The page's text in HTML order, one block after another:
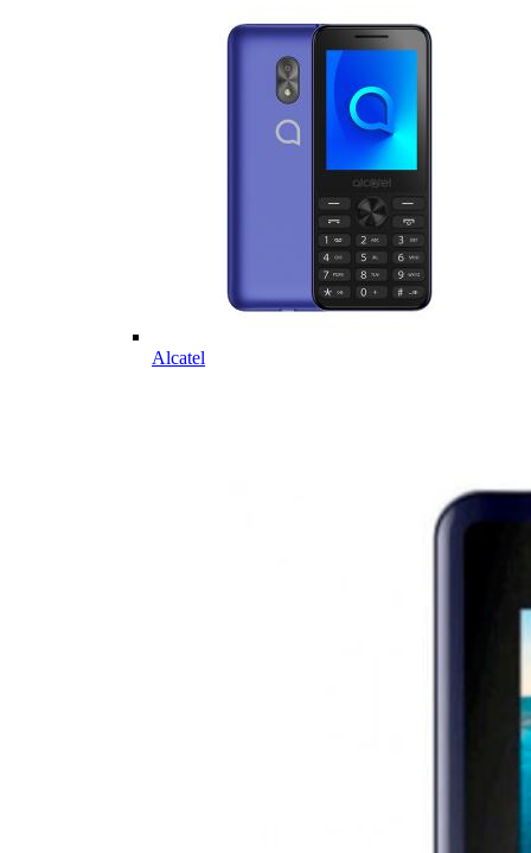
Alcatel